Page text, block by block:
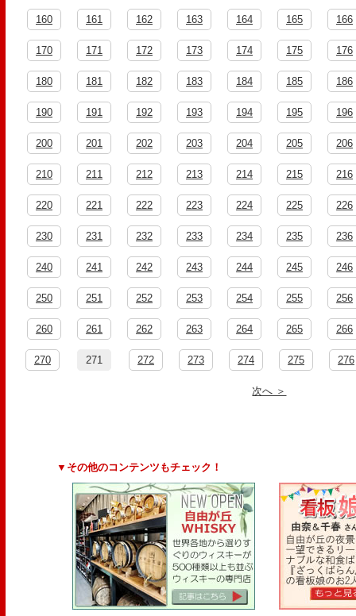
160 161 162 163 164 165 166
170 171 172 173 174 175 176
180 181 182 183 184 185 186
190 191 192 193 194 195 196
200 201 202 203 204 205 206
210 211 212 213 214 215 216
220 221 222 223 224 225 226
230 231 232 233 234 235 236
240 241 242 243 244 245 246
250 251 252 253 254 255 256
260 261 262 263 264 265 266
270 271 272 273 274 275 276
次へ ＞
▼その他のコンテンツもチェック！